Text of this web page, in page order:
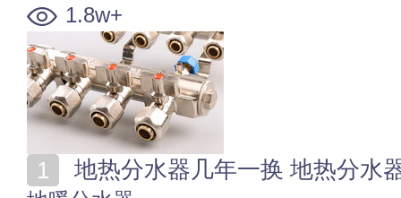
1.8w+
地热分水器几年一换 地热分水